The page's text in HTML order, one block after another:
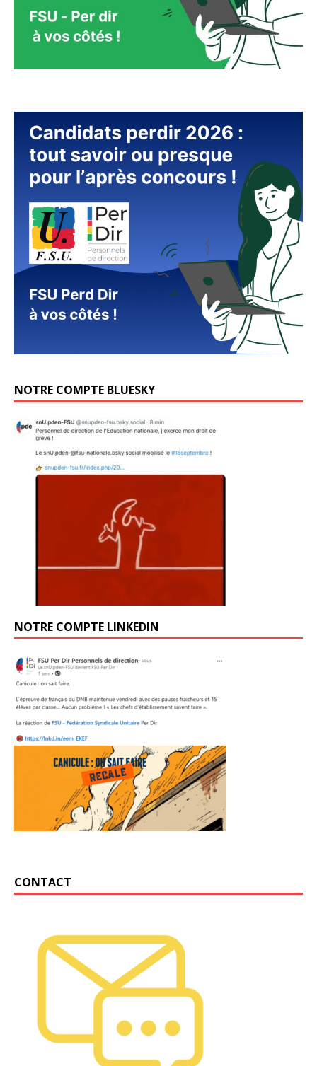
NOTRE COMPTE BLUESKY
NOTRE COMPTE LINKEDIN
CONTACT